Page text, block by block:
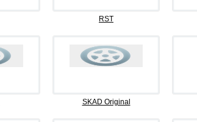
RST
SKAD Original